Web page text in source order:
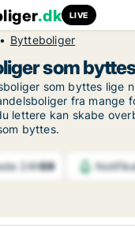
.dk LIVE
Bytteboliger
som
som byttes lige
fra mange
lettere kan skabe
byttes.
24h59